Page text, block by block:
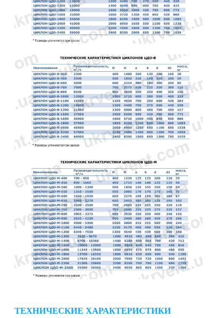
ТЕХНИЧЕСКИЕ ХАРАКТЕРИСТИКИ